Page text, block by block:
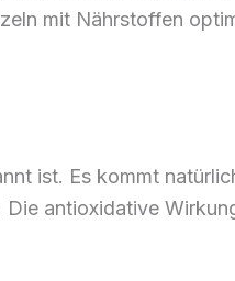
mit Nährstoffen
ist. Es kommt
Die antioxidative